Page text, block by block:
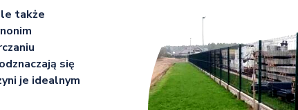
także
się
je idealnym